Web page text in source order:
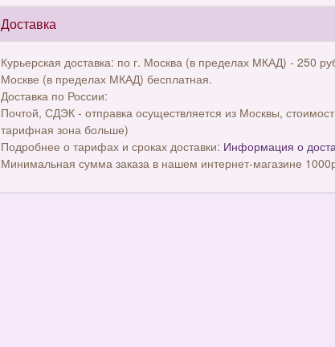
Доставка
Курьерская доставка: по г. Москва (в пределах МКАД) - 250
Москве (в пределах МКАД) бесплатная.
Доставка по России:
Почтой, СДЭК - отправка осуществляется из Москвы,
тарифная зона больше)
Подробнее о тарифах и сроках доставки: Информация о
Минимальная сумма заказа в нашем интернет-магазине